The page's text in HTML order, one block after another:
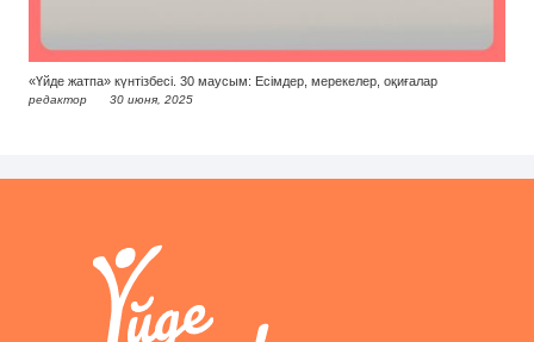
«Үйде жатпа» күнтізбесі. 30 маусым: Есімдер, мерекелер, оқиғалар
редактор 30 июня, 2025